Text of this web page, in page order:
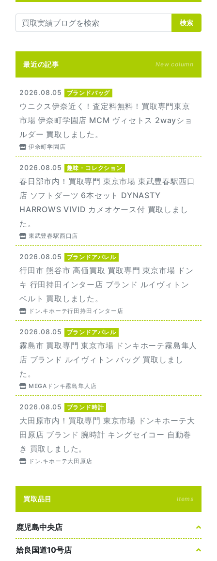
検索
最近の記事 New column
2026.08.05 ブランドバッグ
ウニクス伊奈近く！査定料無料！買取専門東京
市場 伊奈町学園店 MCM ヴィセトス 2wayショ
ルダー 買取しました。
伊奈町学園店
2026.08.05 趣味・コレクション
春日部市内！買取専門 東京市場 東武豊春駅西口
店 ソフトダーツ 6本セット DYNASTY
HARROWS VIVID カメオケース付 買取しまし
た。
東武豊春駅西口店
2026.08.05 ブランドアパレル
行田市 熊谷市 高価買取 買取専門 東京市場 ドン
キ 行田持田インター店 ブランド ルイヴィトン
ベルト 買取しました。
ドン.キホーテ行田持田インター店
2026.08.05 ブランドアパレル
霧島市 買取専門 東京市場 ドンキホーテ霧島隼人
店 ブランド ルイヴィトン バッグ 買取しまし
た。
MEGAドンキ霧島隼人店
2026.08.05 ブランド時計
大田原市内！買取専門 東京市場 ドンキホーテ大
田原店 ブランド 腕時計 キングセイコー 自動巻
き 買取しました。
ドン.キホーテ大田原店
買取品目 Items
鹿児島中央店
姶良国道10号店